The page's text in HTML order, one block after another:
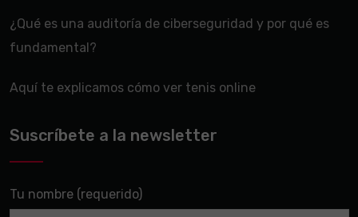
¿Qué es una auditoría de ciberseguridad y por qué es
fundamental?
Aquí te explicamos cómo ver tenis online
Suscríbete a la newsletter
Tu nombre (requerido)